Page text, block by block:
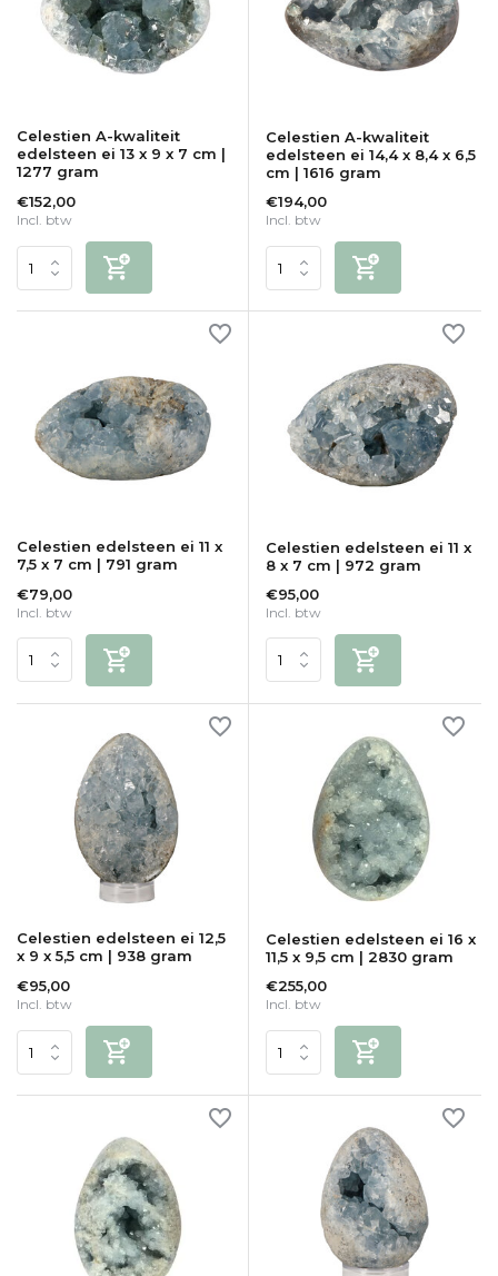
Celestien A-kwaliteit
edelsteen ei 13 x 9 x 7 cm |
1277 gram
€152,00
Incl. btw
Celestien A-kwaliteit
edelsteen ei 14,4 x 8,4 x 6,5
cm | 1616 gram
€194,00
Incl. btw
Celestien edelsteen ei 11 x
7,5 x 7 cm | 791 gram
€79,00
Incl. btw
Celestien edelsteen ei 11 x
8 x 7 cm | 972 gram
€95,00
Incl. btw
Celestien edelsteen ei 12,5
x 9 x 5,5 cm | 938 gram
€95,00
Incl. btw
Celestien edelsteen ei 16 x
11,5 x 9,5 cm | 2830 gram
€255,00
Incl. btw